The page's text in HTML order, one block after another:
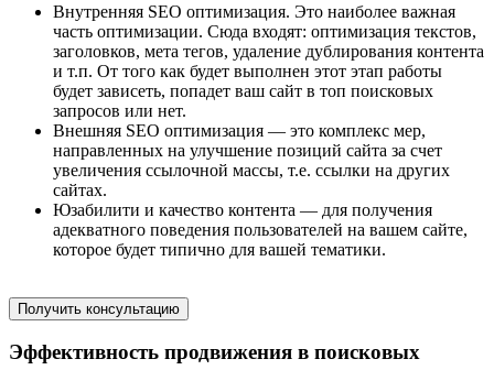
Внутренняя SEO оптимизация. Это наиболее важная
часть оптимизации. Сюда входят: оптимизация текстов,
заголовков, мета тегов, удаление дублирования контента
и т.п. От того как будет выполнен этот этап работы
будет зависеть, попадет ваш сайт в топ поисковых
запросов или нет.
Внешняя SEO оптимизация — это комплекс мер,
направленных на улучшение позиций сайта за счет
увеличения ссылочной массы, т.е. ссылки на других
сайтах.
Юзабилити и качество контента — для получения
адекватного поведения пользователей на вашем сайте,
которое будет типично для вашей тематики.
Получить консультацию
Эффективность продвижения в поисковых